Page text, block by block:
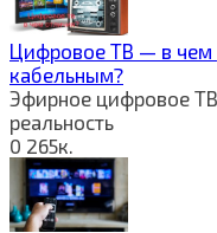
Цифровое ТВ — в
кабельным?
Эфирное цифровое
реальность
0 265к.